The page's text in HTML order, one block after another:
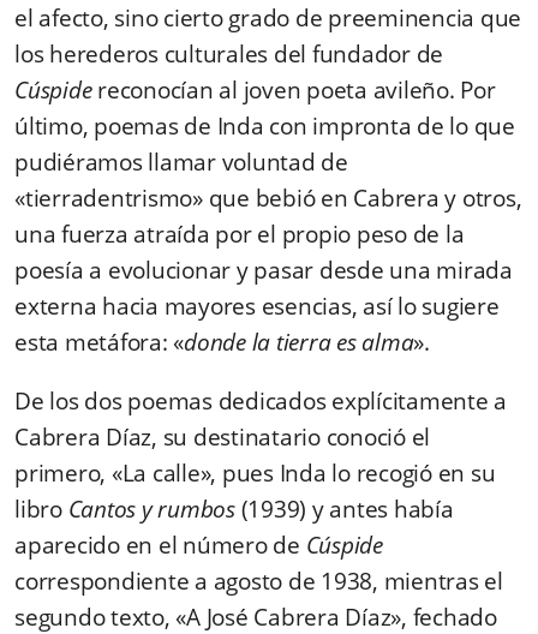
el afecto, sino cierto grado de preeminencia que
los herederos culturales del fundador de
Cúspidereconocían al joven poeta avileño. Por
último, poemas de Inda con impronta de lo que
pudiéramos llamar voluntad de
«tierradentrismo» que bebió en Cabrera y otros,
una fuerza atraída por el propio peso de la
poesía a evolucionar y pasar desde una mirada
externa hacia mayores esencias, así lo sugiere
esta metáfora: «donde la tierra es alma».
De los dos poemas dedicados explícitamente a
Cabrera Díaz, su destinatario conoció el
primero, «La calle», pues Inda lo recogió en su
libro Cantos y rumbos(1939) y antes había
aparecido en el número de Cúspide
correspondiente a agosto de 1938, mientras el
segundo texto, «A José Cabrera Díaz», fechado